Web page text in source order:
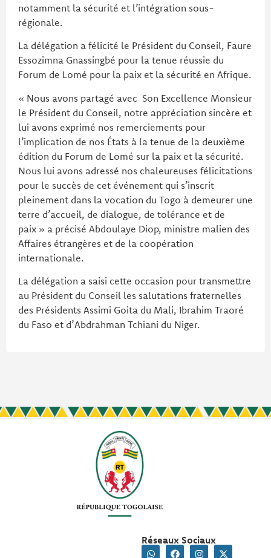
notamment la sécurité et l’intégration sous-
régionale.
La délégation a félicité le Président du Conseil, Faure
Essozimna Gnassingbé pour la tenue réussie du
Forum de Lomé pour la paix et la sécurité en Afrique.
« Nous avons partagé avec Son Excellence Monsieur
le Président du Conseil, notre appréciation sincère et
lui avons exprimé nos remerciements pour
l’implication de nos États à la tenue de la deuxième
édition du Forum de Lomé sur la paix et la sécurité.
Nous lui avons adressé nos chaleureuses félicitations
pour le succès de cet événement qui s’inscrit
pleinement dans la vocation du Togo à demeurer une
terre d’accueil, de dialogue, de tolérance et de
paix » a précisé Abdoulaye Diop, ministre malien des
Affaires étrangères et de la coopération
internationale.
La délégation a saisi cette occasion pour transmettre
au Président du Conseil les salutations fraternelles
des Présidents Assimi Goita du Mali, Ibrahim Traoré
du Faso et d’Abdrahman Tchiani du Niger.
Réseaux Sociaux